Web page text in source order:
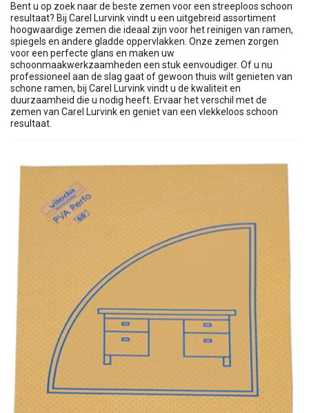
Bent u op zoek naar de beste zemen voor een streeploos schoon
resultaat? Bij Carel Lurvink vindt u een uitgebreid assortiment
hoogwaardige zemen die ideaal zijn voor het reinigen van ramen,
spiegels en andere gladde oppervlakken. Onze zemen zorgen
voor een perfecte glans en maken uw
schoonmaakwerkzaamheden een stuk eenvoudiger. Of u nu
professioneel aan de slag gaat of gewoon thuis wilt genieten van
schone ramen, bij Carel Lurvink vindt u de kwaliteit en
duurzaamheid die u nodig heeft. Ervaar het verschil met de
zemen van Carel Lurvink en geniet van een vlekkeloos schoon
resultaat.